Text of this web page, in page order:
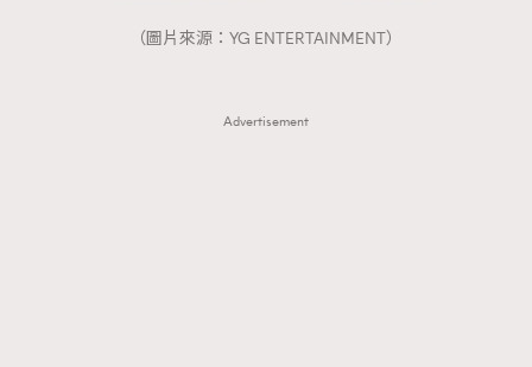
（圖片來源：YG ENTERTAINMENT）
Advertisement